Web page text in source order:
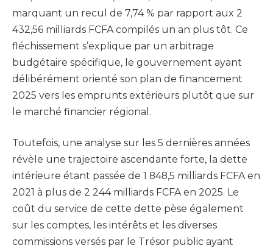
marquant un recul de 7,74 % par rapport aux 2
432,56 milliards FCFA compilés un an plus tôt. Ce
fléchissement s’explique par un arbitrage
budgétaire spécifique, le gouvernement ayant
délibérément orienté son plan de financement
2025 vers les emprunts extérieurs plutôt que sur
le marché financier régional.
Toutefois, une analyse sur les 5 dernières années
révèle une trajectoire ascendante forte, la dette
intérieure étant passée de 1 848,5 milliards FCFA en
2021 à plus de 2 244 milliards FCFA en 2025. Le
coût du service de cette dette pèse également
sur les comptes, les intérêts et les diverses
commissions versés par le Trésor public ayant